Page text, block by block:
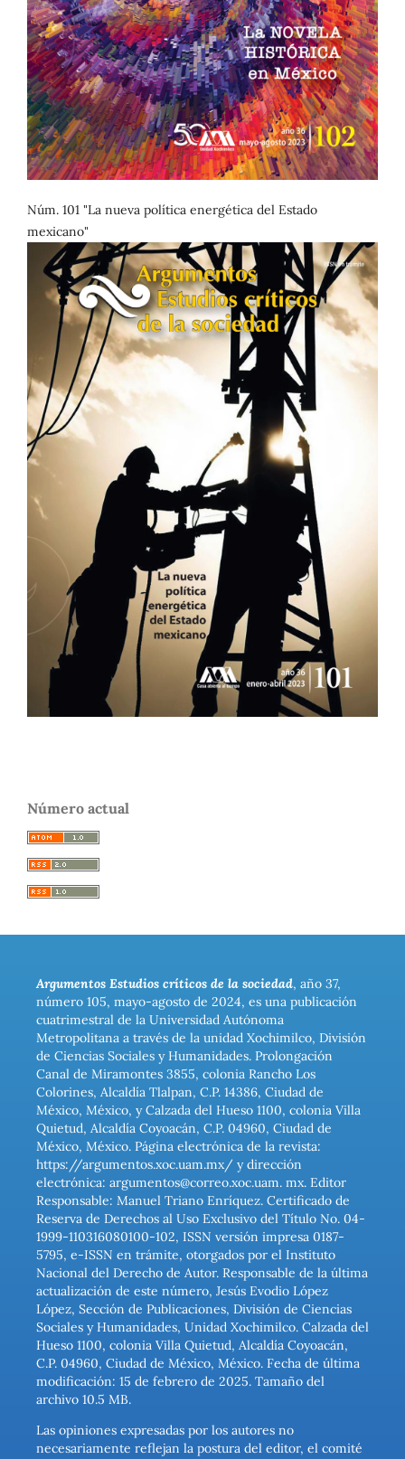
Núm. 101 "La nueva política energética del Estado
mexicano"
Número actual
Argumentos Estudios críticos de la sociedad, año 37,
número 105, mayo-agosto de 2024, es una publicación
cuatrimestral de la Universidad Autónoma
Metropolitana a través de la unidad Xochimilco, División
de Ciencias Sociales y Humanidades. Prolongación
Canal de Miramontes 3855, colonia Rancho Los
Colorines, Alcaldía Tlalpan, C.P. 14386, Ciudad de
México, México, y Calzada del Hueso 1100, colonia Villa
Quietud, Alcaldía Coyoacán, C.P. 04960, Ciudad de
México, México. Página electrónica de la revista:
https://argumentos.xoc.uam.mx/ y dirección
electrónica: argumentos@correo.xoc.uam. mx. Editor
Responsable: Manuel Triano Enríquez. Certificado de
Reserva de Derechos al Uso Exclusivo del Título No. 04-
1999-110316080100-102, ISSN versión impresa 0187-
5795, e-ISSN en trámite, otorgados por el Instituto
Nacional del Derecho de Autor. Responsable de la última
actualización de este número, Jesús Evodio López
López, Sección de Publicaciones, División de Ciencias
Sociales y Humanidades, Unidad Xochimilco. Calzada del
Hueso 1100, colonia Villa Quietud, Alcaldía Coyoacán,
C.P. 04960, Ciudad de México, México. Fecha de última
modificación: 15 de febrero de 2025. Tamaño del
archivo 10.5 MB.
Las opiniones expresadas por los autores no
necesariamente reflejan la postura del editor, el comité